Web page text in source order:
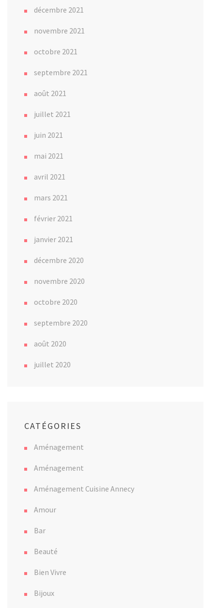
décembre 2021
novembre 2021
octobre 2021
septembre 2021
août 2021
juillet 2021
juin 2021
mai 2021
avril 2021
mars 2021
février 2021
janvier 2021
décembre 2020
novembre 2020
octobre 2020
septembre 2020
août 2020
juillet 2020
CATÉGORIES
Aménagement
Aménagement
Aménagement Cuisine Annecy
Amour
Bar
Beauté
Bien Vivre
Bijoux